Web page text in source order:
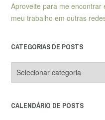
Aproveite para me encontrar
meu trabalho em outras
CATEGORIAS DE POSTS
de
CALENDÁRIO DE POSTS